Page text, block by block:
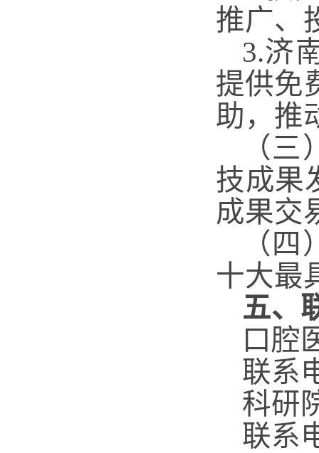
推广、
3.济
提供免
助，推
（
技成果
成果交
（
十大最
五、
口腔
联系
科研
联系